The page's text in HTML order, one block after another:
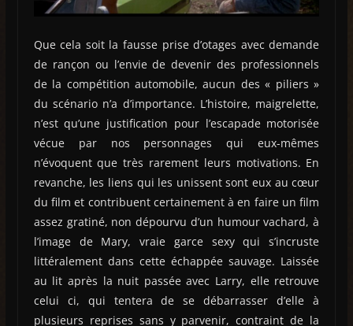
Que cela soit la fausse prise d’otages avec demande
de rançon ou l’envie de devenir des professionnels
de la compétition automobile, aucun des « piliers »
du scénario n’a d’importance. L’histoire, maigrelette,
n’est qu’une justification pour l’escapade motorisée
vécue par nos personnages qui eux-mêmes
n’évoquent que très rarement leurs motivations. En
revanche, les liens qui les unissent sont eux au cœur
du film et contribuent certainement à en faire un film
assez gratiné, non dépourvu d’un humour vachard, à
l’image de Mary, vraie garce sexy qui s’incruste
littéralement dans cette échappée sauvage. Laissée
au lit après la nuit passée avec Larry, elle retrouve
celui ci, qui tentera de se débarrasser d’elle à
plusieurs reprises sans y parvenir, contraint de la